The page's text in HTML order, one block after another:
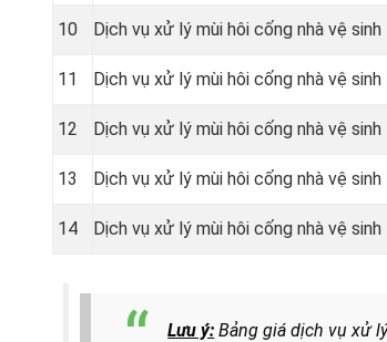
10 Dịch vụ xử lý mùi hôi cống nhà vệ
11 Dịch vụ xử lý mùi hôi cống nhà vệ
12 Dịch vụ xử lý mùi hôi cống nhà vệ
13 Dịch vụ xử lý mùi hôi cống nhà vệ
14 Dịch vụ xử lý mùi hôi cống nhà vệ
Lưu ý: Bảng giá dịch vụ xử